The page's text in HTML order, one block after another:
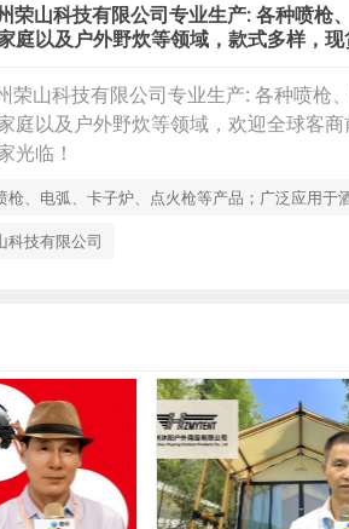
荣山科技有限公司专业生产: 各种喷
庭以及户外野炊等领域，款式多样，现
荣山科技有限公司专业生产: 各种喷
庭以及户外野炊等领域，欢迎全球客
光临！
枪、电弧、卡子炉、点火枪等产品；广泛应用
科技有限公司